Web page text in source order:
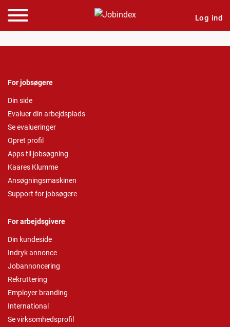
Log ind
For jobsøgere
Din side
Evaluer din arbejdsplads
Se evalueringer
Opret profil
Apps til jobsøgning
Kaares Klumme
Ansøgningsmaskinen
Support for jobsøgere
For arbejdsgivere
Din kundeside
Indryk annonce
Jobannoncering
Rekruttering
Employer branding
International
Se virksomhedsprofil